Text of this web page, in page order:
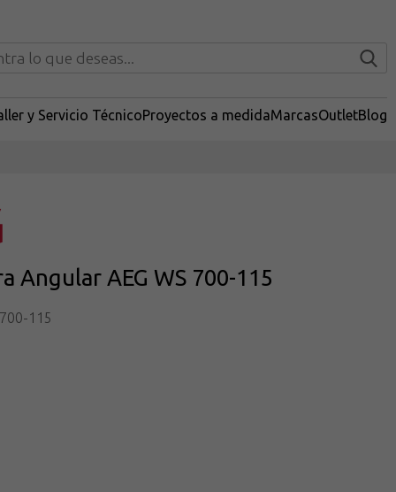
y Servicio TécnicoProyectos a medidaMarcasOutletBlog
Angular AEG WS 700-115
115